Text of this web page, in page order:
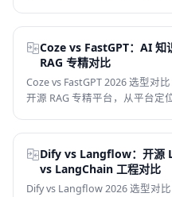
台。
Coze vs FastGPT：AI 知
RAG 专精对比
Coze vs FastGPT 2026 选型对
开源 RAG 专精平台，从平台定
帮你选对 AI 知识库平台。
Dify vs Langflow：开源
vs LangChain 工程对比
Dify vs Langflow 2026 选型对